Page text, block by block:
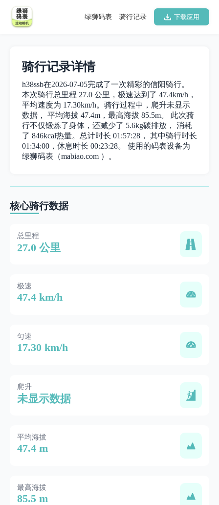
下载应用
骑行记录
绿狮码表
骑行记录详情
h38ssb在2026-07-05完成了一次精彩的信阳骑行。
本次骑行总里程 27.0 公里，极速达到了 47.4km/h，
平均速度为 17.30km/h。骑行过程中，爬升未显示
数据， 平均海拔 47.4m，最高海拔 85.5m。 此次骑
行不仅锻炼了身体，还减少了 5.6kg碳排放， 消耗
了 846kcal热量。总计时长 01:57:28， 其中骑行时长
01:34:00，休息时长 00:23:28。 使用的码表设备为
绿狮码表（mabiao.com ）。
核心骑行数据
总里程
27.0 公里
极速
47.4 km/h
匀速
17.30 km/h
爬升
未显示数据
平均海拔
47.4 m
最高海拔
85.5 m